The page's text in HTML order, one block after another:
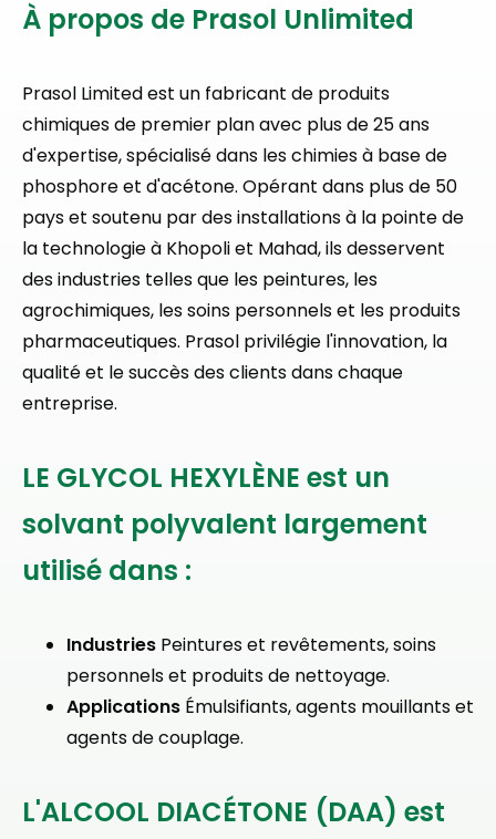
À propos de Prasol Unlimited
Prasol Limited est un fabricant de produits
chimiques de premier plan avec plus de 25 ans
d'expertise, spécialisé dans les chimies à base de
phosphore et d'acétone. Opérant dans plus de 50
pays et soutenu par des installations à la pointe de
la technologie à Khopoli et Mahad, ils desservent
des industries telles que les peintures, les
agrochimiques, les soins personnels et les produits
pharmaceutiques. Prasol privilégie l'innovation, la
qualité et le succès des clients dans chaque
entreprise.
LE GLYCOL HEXYLÈNE est un
solvant polyvalent largement
utilisé dans :
Industries Peintures et revêtements, soins
personnels et produits de nettoyage.
Applications Émulsifiants, agents mouillants et
agents de couplage.
L'ALCOOL DIACÉTONE (DAA) est